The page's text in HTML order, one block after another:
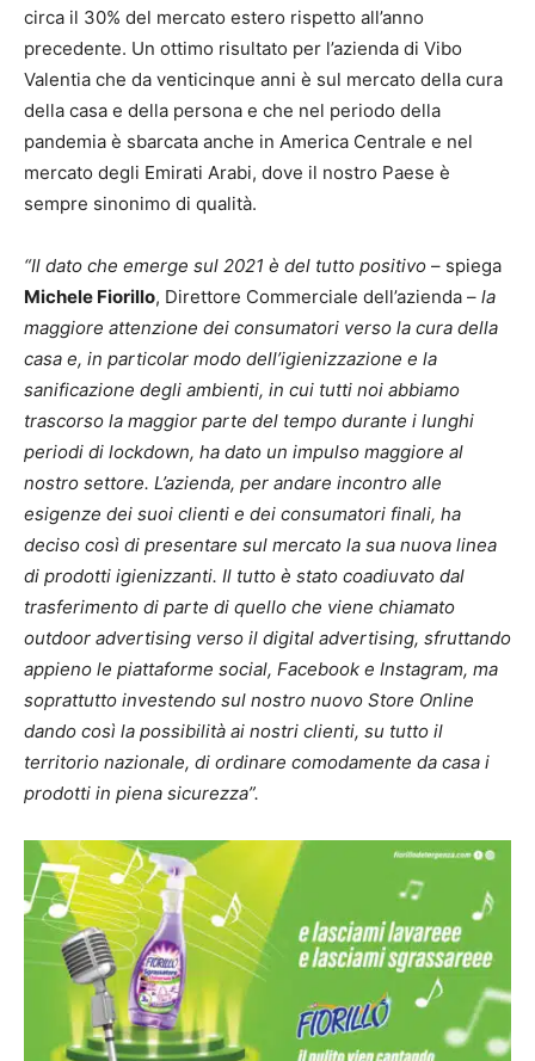
circa il 30% del mercato estero rispetto all’anno
precedente. Un ottimo risultato per l’azienda di Vibo
Valentia che da venticinque anni è sul mercato della cura
della casa e della persona e che nel periodo della
pandemia è sbarcata anche in America Centrale e nel
mercato degli Emirati Arabi, dove il nostro Paese è
sempre sinonimo di qualità.
“Il dato che emerge sul 2021 è del tutto positivo – spiega
Michele Fiorillo, Direttore Commerciale dell’azienda – la
maggiore attenzione dei consumatori verso la cura della
casa e, in particolar modo dell’igienizzazione e la
sanificazione degli ambienti, in cui tutti noi abbiamo
trascorso la maggior parte del tempo durante i lunghi
periodi di lockdown, ha dato un impulso maggiore al
nostro settore. L’azienda, per andare incontro alle
esigenze dei suoi clienti e dei consumatori finali, ha
deciso così di presentare sul mercato la sua nuova linea
di prodotti igienizzanti. Il tutto è stato coadiuvato dal
trasferimento di parte di quello che viene chiamato
outdoor advertising verso il digital advertising, sfruttando
appieno le piattaforme social, Facebook e Instagram, ma
soprattutto investendo sul nostro nuovo Store Online
dando così la possibilità ai nostri clienti, su tutto il
territorio nazionale, di ordinare comodamente da casa i
prodotti in piena sicurezza”.